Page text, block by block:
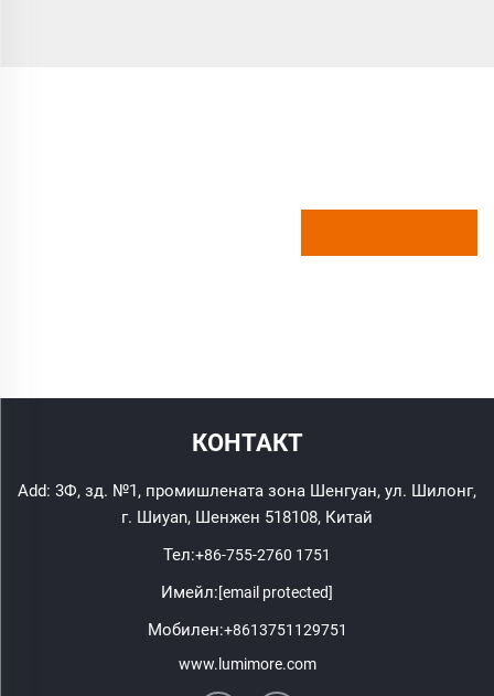
КОНТАКТ
Add: 3Ф, зд. №1, промишлената зона Шенгуан, ул. Шилонг,
г. Шиyan, Шенжен 518108, Китай
Тел:+86-755-2760 1751
Имейл:[email protected]
Мобилен:+8613751129751
www.lumimore.com